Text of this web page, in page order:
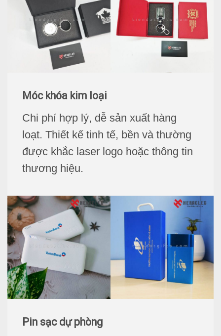
Móc khóa kim loại
Chi phí hợp lý, dễ sản xuất hàng
loạt. Thiết kế tinh tế, bền và thường
được khắc laser logo hoặc thông tin
thương hiệu.
Pin sạc dự phòng